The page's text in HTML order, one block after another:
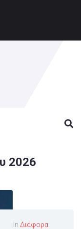
εδώ
2026
InΔιάφορα